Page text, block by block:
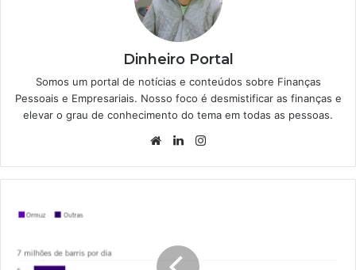
Dinheiro Portal
Somos um portal de notícias e conteúdos sobre Finanças
Pessoais e Empresariais. Nosso foco é desmistificar as finanças e
elevar o grau de conhecimento do tema em todas as pessoas.
WebsiteLinkedin